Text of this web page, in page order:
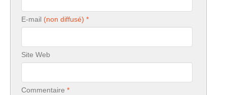
E-mail
Site Web
Commentaire